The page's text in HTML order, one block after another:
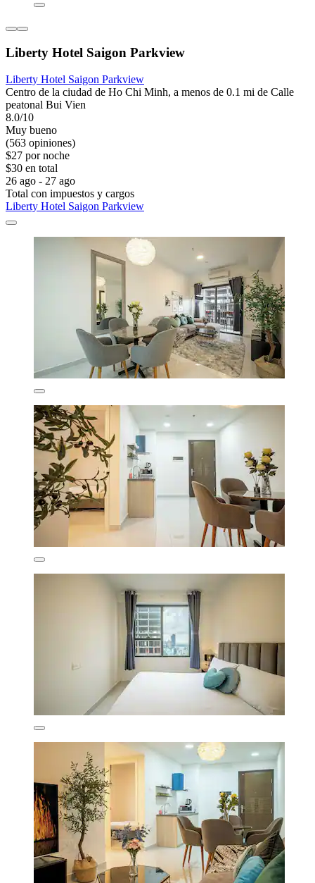
Liberty Hotel Saigon Parkview
Liberty Hotel Saigon Parkview
Centro de la ciudad de Ho Chi Minh, a menos de 0.1 mi de Calle
peatonal Bui Vien
8.0/10
Muy bueno
(563 opiniones)
$27 por noche
$30 en total
26 ago - 27 ago
Total con impuestos y cargos
Liberty Hotel Saigon Parkview